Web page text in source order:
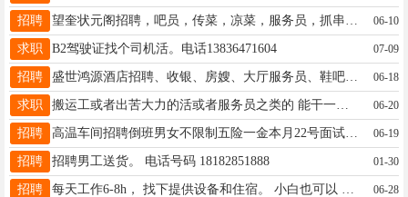
招聘 06-10
求职 B2驾驶证找个司机活。电话13836471604 07-09
招聘 盛世鸿源酒店招聘、收银、房嫂、大厅服务员、鞋吧、电话18104552201 06-18
求职 搬运工或者出苦大力的活或者服务员之类的 能干一个月短期 最好小时工一天开一天钱 联系电话16604554385 06-20
招聘 高温车间招聘倒班男女不限制五险一金本月22号面试，八到十小时工作制 13845558069微信同步咨询报名 06-19
招聘 招聘男工送货。 电话号码 18182851888 01-30
招聘 06-28